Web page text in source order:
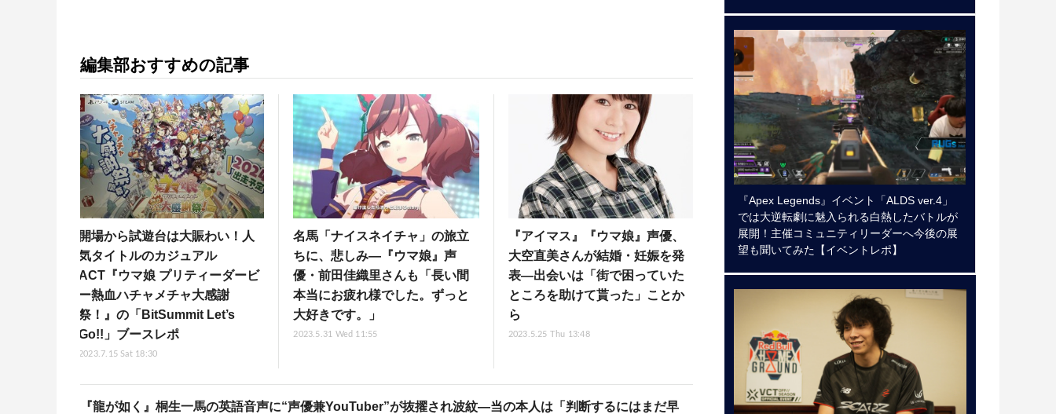
編集部おすすめの記事
開場から試遊台は大賑わい！人
気タイトルのカジュアル
ACT『ウマ娘 プリティーダービ
ー熱血ハチャメチャ大感謝
祭！』の「BitSummit Let’s
Go!!」ブースレポ
2023.7.15 Sat 18:30
名馬「ナイスネイチャ」の旅立
ちに、悲しみ―『ウマ娘』声
優・前田佳織里さんも「長い間
本当にお疲れ様でした。ずっと
大好きです。」
2023.5.31 Wed 11:55
『アイマス』『ウマ娘』声優、
大空直美さんが結婚・妊娠を発
表―出会いは「街で困っていた
ところを助けて貰った」ことか
ら
2023.5.25 Thu 13:48
『龍が如く』桐生一馬の英語音声に“声優兼YouTuber”が抜擢され波紋―当の本人は「判断するにはまだ早
『Apex Legends』イベント「ALDS ver.4」
では大逆転劇に魅入られる白熱したバトルが
展開！主催コミュニティリーダーへ今後の展
望も聞いてみた【イベントレポ】